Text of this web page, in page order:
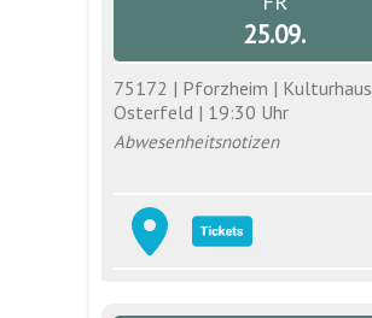
25.09.
75172 | Pforzheim | Kulturhaus
Osterfeld | 19:30 Uhr
Abwesenheitsnotizen